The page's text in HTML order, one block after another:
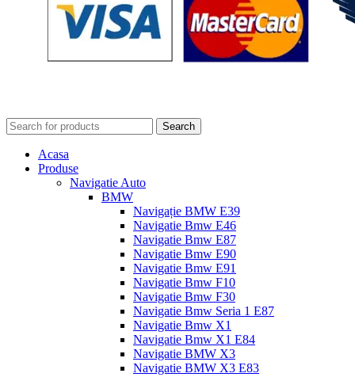
Search
Acasa
Produse
Navigatie Auto
BMW
Navigație BMW E39
Navigatie Bmw E46
Navigatie Bmw E87
Navigatie Bmw E90
Navigatie Bmw E91
Navigatie Bmw F10
Navigatie Bmw F30
Navigatie Bmw Seria 1 E87
Navigatie Bmw X1
Navigatie Bmw X1 E84
Navigatie BMW X3
Navigatie BMW X3 E83